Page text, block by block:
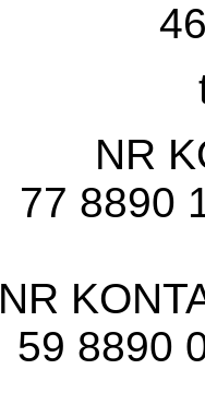
NR
77 8890
NR
59 8890